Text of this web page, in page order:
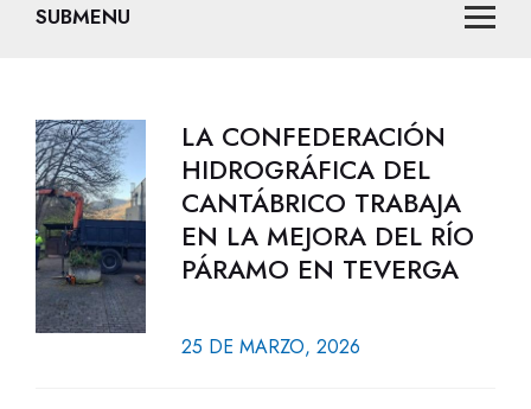
SUBMENU
LA CONFEDERACIÓN
HIDROGRÁFICA DEL
CANTÁBRICO TRABAJA
EN LA MEJORA DEL RÍO
PÁRAMO EN TEVERGA
25 DE MARZO, 2026